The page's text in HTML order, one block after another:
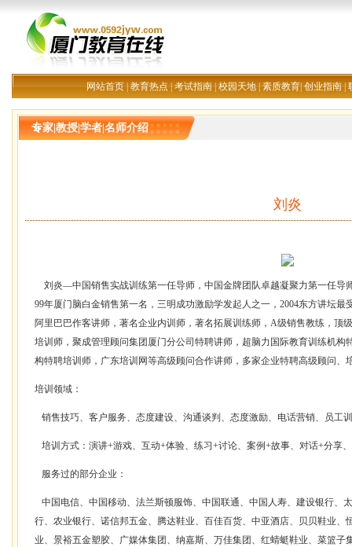
网站首页|教育热点|考试指南|校园天地|素质教育|创业指南|
专家|教授|学者|名师介绍
刘炎
刘炎—中国销售实战训练第一任导师，中国金牌团队卓越凝聚力第一任导
99年厦门脑白金销售第一名，三明成功激励学发起人之一，2004东方讲坛
阿里巴巴作客讲师，著名企业内训师，著名拓展训练师，A级销售教练，顶
培训师，聚成管理顾问集团厦门分公司特聘讲师，超脑力国际教育训练机构
构特聘培训师，广东培训网等高级顾问合作讲师，多家企业特聘高级顾问、
培训领域：
销售技巧、客户服务、态度建设、沟通谈判、态度激励、电话营销、员工
培训方式：演讲+游戏、互动+体验、练习+讨论、案例+故事、对话+分享
服务过的部分企业：
中国电信、中国移动、法兰斯顿服饰、中国联通、中国人寿、建设银行、
行、农业银行、诺信邦五金、腾达鞋业、百佳百货、中亚酒店、贝贝鞋业、
业、景裕五金塑胶、广媒体集团、纳嘉斯、万佳集团、红蜻蜓鞋业、菜篮子